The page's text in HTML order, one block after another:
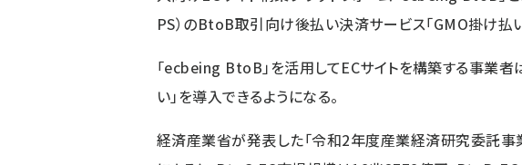
PS）のBtoB取引向け後払い決済サービス「GMO掛け払
「ecbeing BtoB」を活用してECサイトを構築する事業者
い」を導入できるようになる。
経済産業省が発表した「令和2年度産業経済研究委託事